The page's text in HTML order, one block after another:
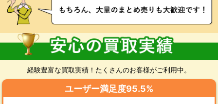
経験豊富な買取実績！たくさんのお客様がご利用中。
ユーザー満足度95.5%